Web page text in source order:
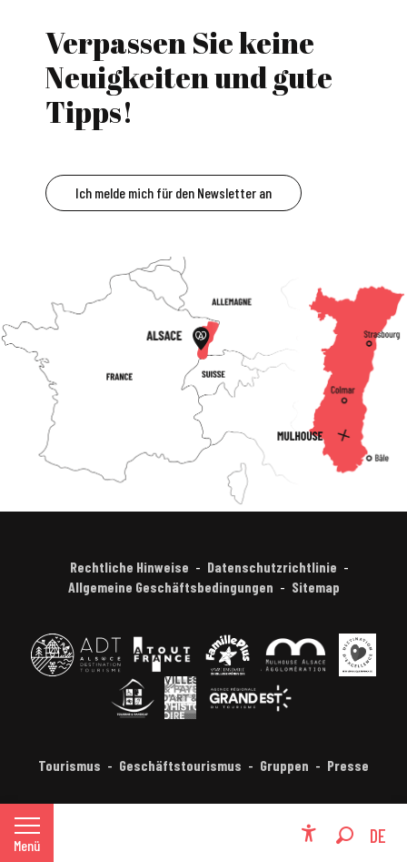
Menü DE
FR
Verpassen Sie keine
Neuigkeiten und gute
Tipps!
Ich melde mich für den Newsletter an
Rechtliche Hinweise
Datenschutzrichtlinie
Allgemeine Geschäftsbedingungen
Sitemap
Tourismus Geschäftstourismus Gruppen Presse